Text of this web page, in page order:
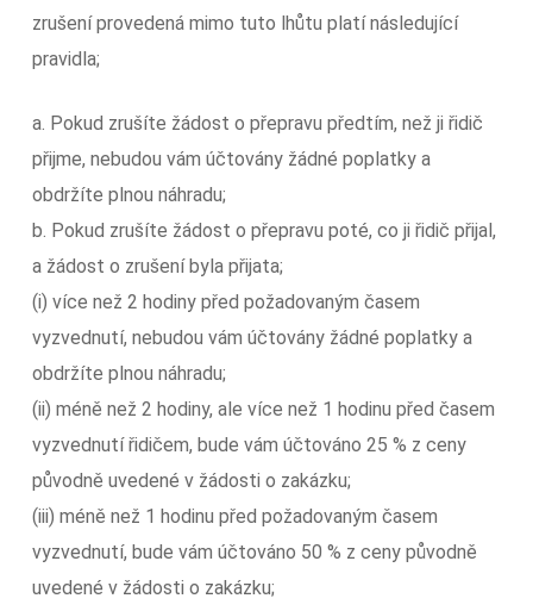
zrušení provedená mimo tuto lhůtu platí následující
pravidla;
a. Pokud zrušíte žádost o přepravu předtím, než ji řidič
přijme, nebudou vám účtovány žádné poplatky a
obdržíte plnou náhradu;
b. Pokud zrušíte žádost o přepravu poté, co ji řidič přijal,
a žádost o zrušení byla přijata;
(i) více než 2 hodiny před požadovaným časem
vyzvednutí, nebudou vám účtovány žádné poplatky a
obdržíte plnou náhradu;
(ii) méně než 2 hodiny, ale více než 1 hodinu před časem
vyzvednutí řidičem, bude vám účtováno 25 % z ceny
původně uvedené v žádosti o zakázku;
(iii) méně než 1 hodinu před požadovaným časem
vyzvednutí, bude vám účtováno 50 % z ceny původně
uvedené v žádosti o zakázku;